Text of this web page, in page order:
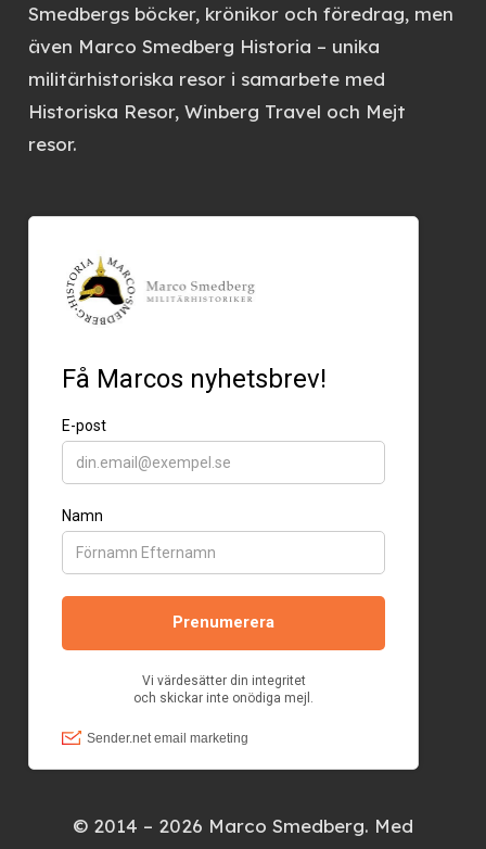
Smedbergs böcker, krönikor och föredrag, men
även Marco Smedberg Historia – unika
militärhistoriska resor i samarbete med
Historiska Resor, Winberg Travel och Mejt
resor.
© 2014 – 2026 Marco Smedberg. Med